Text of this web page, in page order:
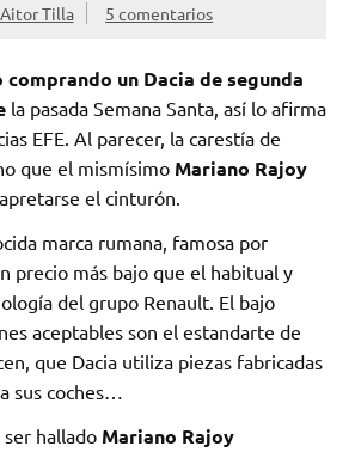
Aitor Tilla 5 comentarios
un Dacia de segunda
la pasada Semana Santa, así lo afirma
EFE. Al parecer, la carestía de
que el mismísimo Mariano Rajoy
el cinturón.
marca rumana, famosa por
precio más bajo que el habitual y
del grupo Renault. El bajo
aceptables son el estandarte de
que Dacia utiliza piezas fabricadas
sus coches…
hallado Mariano Rajoy